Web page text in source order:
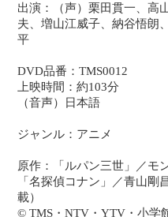
出演：（声）栗田貫一、高
夫、増山江威子、納谷悟朗
平
DVD品番：TMS0012
上映時間：約103分
（音声）日本語
ジャンル：アニメ
原作：「ルパン三世」／モ
「名探偵コナン」／青山剛
載）
© TMS・NTV・YTV・小学